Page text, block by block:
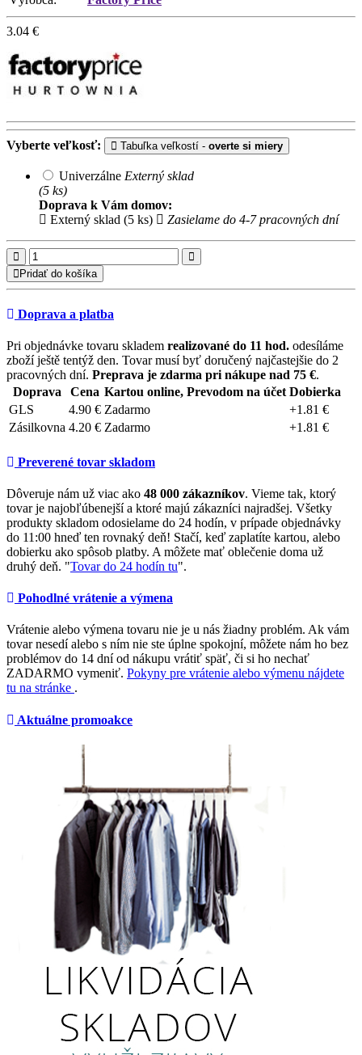
3.04 €
Vyberte veľkosť: Tabuľka veľkostí - overte si miery
Univerzálne Externý sklad
(5 ks)
Doprava k Vám domov:
Externý sklad (5 ks)
Zasielame do 4-7 pracovných dní
Pridať do košíka
Doprava a platba
Pri objednávke tovaru skladem realizované do 11 hod. odesíláme
zboží ještě tentýž den. Tovar musí byť doručený najčastejšie do 2
pracovných dní. Preprava je zdarma pri nákupe nad 75 €.
Doprava
Cena Kartou online, Prevodom na účet Dobierka
GLS
4.90 € Zadarmo
+1.81 €
Zásilkovna 4.20 € Zadarmo +1.81 €
Preverené tovar skladom
Dôveruje nám už viac ako 48 000 zákazníkov. Vieme tak, ktorý
tovar je najobľúbenejší a ktoré majú zákazníci najradšej. Všetky
produkty skladom odosielame do 24 hodín, v prípade objednávky
do 11:00 hneď ten rovnaký deň! Stačí, keď zaplatíte kartou, alebo
dobierku ako spôsob platby. A môžete mať oblečenie doma už
druhý deň. "Tovar do 24 hodín tu".
Pohodlné vrátenie a výmena
Vrátenie alebo výmena tovaru nie je u nás žiadny problém. Ak vám
tovar nesedí alebo s ním nie ste úplne spokojní, môžete nám ho bez
problémov do 14 dní od nákupu vrátiť späť, či si ho nechať
ZADARMO vymeniť. Pokyny pre vrátenie alebo výmenu nájdete
tu na stránke .
Aktuálne promoakce